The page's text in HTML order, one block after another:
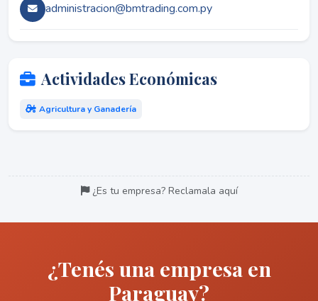
administracion@bmtrading.com.py
Actividades Económicas
Agricultura y Ganadería
¿Es tu empresa? Reclamala aquí
¿Tenés una empresa en
Paraguay?